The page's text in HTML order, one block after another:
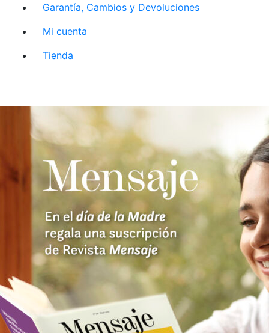
Garantía, Cambios y Devoluciones
Mi cuenta
Tienda